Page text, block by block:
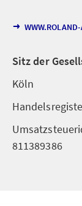
Sitz der
Köln
811389386